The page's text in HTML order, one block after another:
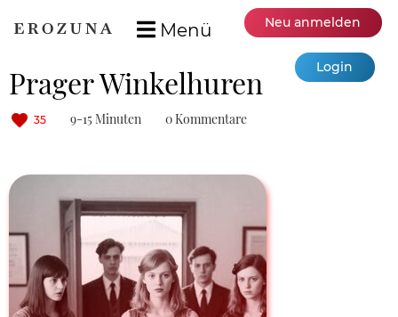
Menü Neu anmelden
Login
Prager Winkelhuren
35 9-15 Minuten 0 Kommentare